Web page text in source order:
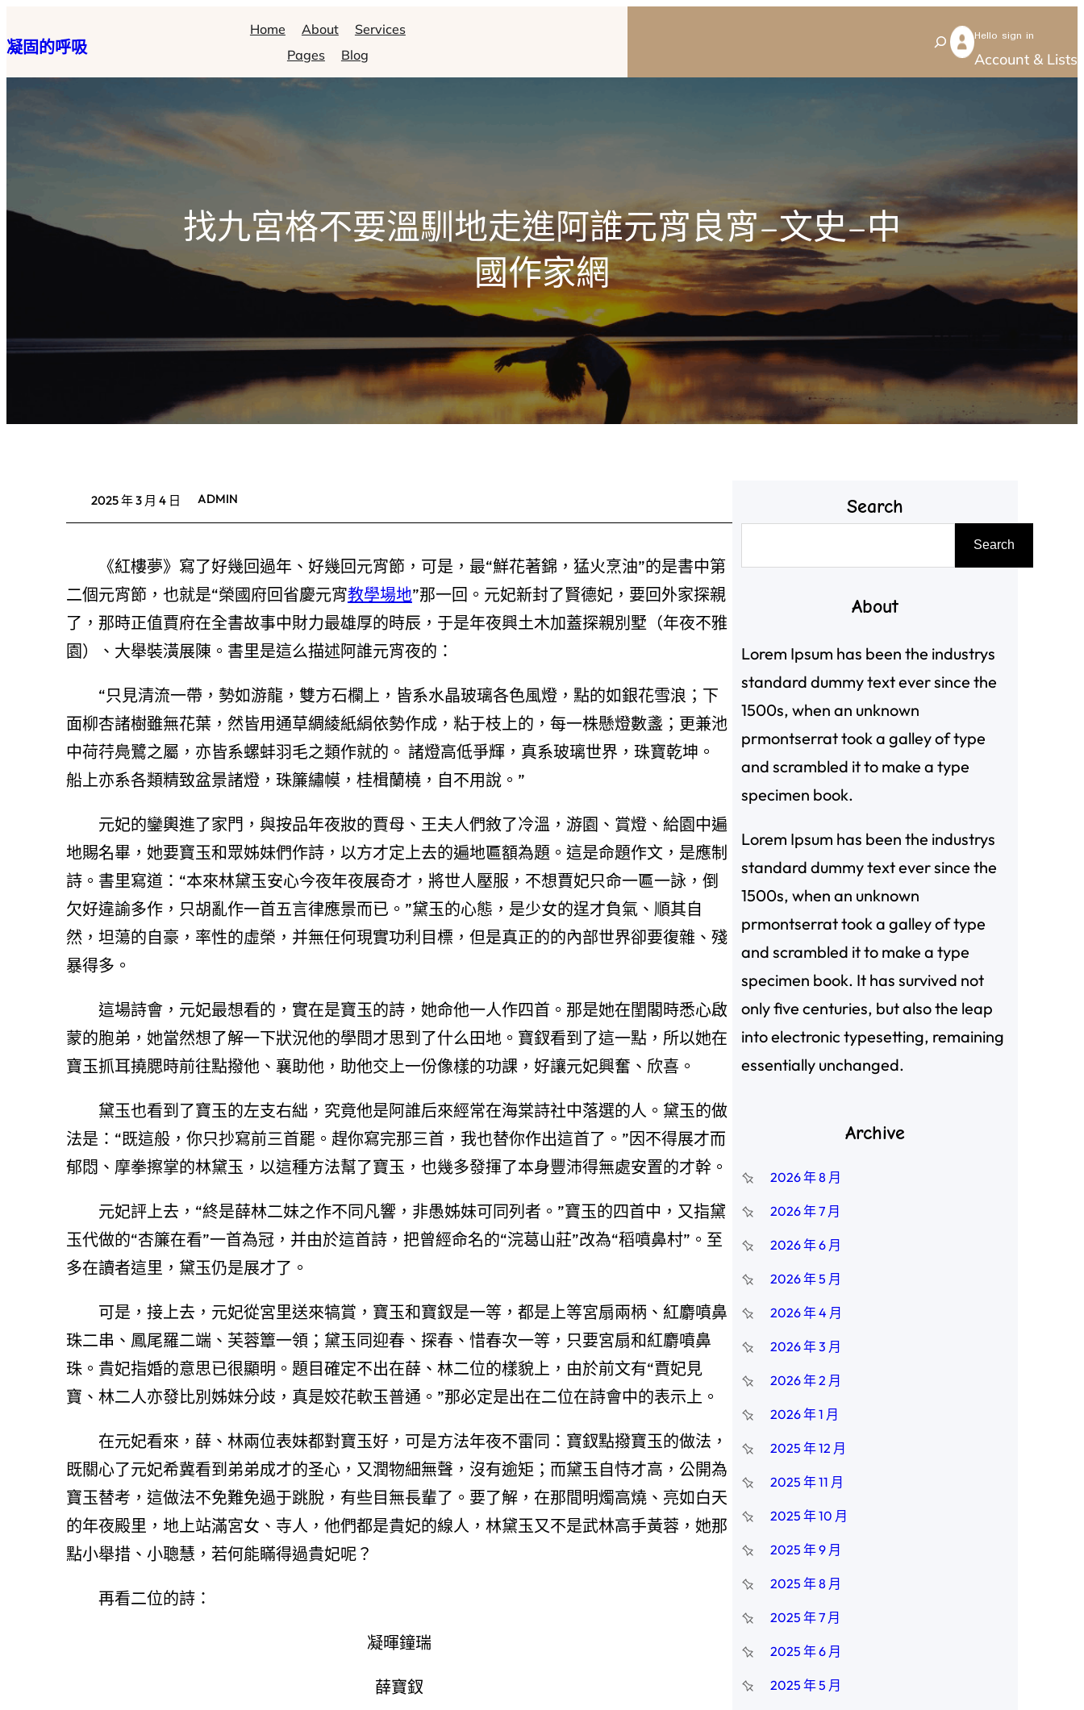
至
主
凝固的呼吸
Home About
Services
Pages
Blog
S
e
Hello sign in
Account & Lists
找九宮格不要溫馴地走進阿誰元宵良宵–文史–中
國作家網
2025 年 3 月 4 日 ADMIN
《紅樓夢》寫了好幾回過年、好幾回元宵節，可是，最“鮮花著錦，猛火烹油”的是書中第
二個元宵節，也就是“榮國府回省慶元宵教學場地”那一回。元妃新封了賢德妃，要回外家探親
了，那時正值賈府在全書故事中財力最雄厚的時辰，于是年夜興土木加蓋探親別墅（年夜不雅
園）、大舉裝潢展陳。書里是這么描述阿誰元宵夜的：
“只見清流一帶，勢如游龍，雙方石欄上，皆系水晶玻璃各色風燈，點的如銀花雪浪；下
面柳杏諸樹雖無花葉，然皆用通草綢綾紙絹依勢作成，粘于枝上的，每一株懸燈數盞；更兼池
中荷荇鳧鷺之屬，亦皆系螺蚌羽毛之類作就的。 諸燈高低爭輝，真系玻璃世界，珠寶乾坤。
船上亦系各類精致盆景諸燈，珠簾繡幙，桂楫蘭橈，自不用說。”
元妃的鑾輿進了家門，與按品年夜妝的賈母、王夫人們敘了冷溫，游園、賞燈、給園中遍
地賜名畢，她要寶玉和眾姊妹們作詩，以方才定上去的遍地匾額為題。這是命題作文，是應制
詩。書里寫道：“本來林黛玉安心今夜年夜展奇才，將世人壓服，不想賈妃只命一匾一詠，倒
欠好違諭多作，只胡亂作一首五言律應景而已。”黛玉的心態，是少女的逞才負氣、順其自
然，坦蕩的自豪，率性的虛榮，并無任何現實功利目標，但是真正的的內部世界卻要復雜、殘
暴得多。
這場詩會，元妃最想看的，實在是寶玉的詩，她命他一人作四首。那是她在閨閣時悉心啟
蒙的胞弟，她當然想了解一下狀況他的學問才思到了什么田地。寶釵看到了這一點，所以她在
寶玉抓耳撓腮時前往點撥他、襄助他，助他交上一份像樣的功課，好讓元妃興奮、欣喜。
黛玉也看到了寶玉的左支右絀，究竟他是阿誰后來經常在海棠詩社中落選的人。黛玉的做
法是：“既這般，你只抄寫前三首罷。趕你寫完那三首，我也替你作出這首了。”因不得展才而
郁悶、摩拳擦掌的林黛玉，以這種方法幫了寶玉，也幾多發揮了本身豐沛得無處安置的才幹。
元妃評上去，“終是薛林二妹之作不同凡響，非愚姊妹可同列者。”寶玉的四首中，又指黛
玉代做的“杏簾在看”一首為冠，并由於這首詩，把曾經命名的“浣葛山莊”改為“稻噴鼻村”。至
多在讀者這里，黛玉仍是展才了。
可是，接上去，元妃從宮里送來犒賞，寶玉和寶釵是一等，都是上等宮扇兩柄、紅麝噴鼻
珠二串、鳳尾羅二端、芙蓉簟一領；黛玉同迎春、探春、惜春次一等，只要宮扇和紅麝噴鼻
珠。貴妃指婚的意思已很顯明。題目確定不出在薛、林二位的樣貌上，由於前文有“賈妃見
寶、林二人亦發比別姊妹分歧，真是姣花軟玉普通。”那必定是出在二位在詩會中的表示上。
在元妃看來，薛、林兩位表妹都對寶玉好，可是方法年夜不雷同：寶釵點撥寶玉的做法，
既關心了元妃希冀看到弟弟成才的圣心，又潤物細無聲，沒有逾矩；而黛玉自恃才高，公開為
寶玉替考，這做法不免難免過于跳脫，有些目無長輩了。要了解，在那間明燭高燒、亮如白天
的年夜殿里，地上站滿宮女、寺人，他們都是貴妃的線人，林黛玉又不是武林高手黃蓉，她那
點小舉措、小聰慧，若何能瞞得過貴妃呢？
再看二位的詩：
凝暉鐘瑞
薛寶釵
Search
尋
Search
About
Lorem Ipsum has been the industrys
standard dummy text ever since the
1500s, when an unknown
prmontserrat took a galley of type
and scrambled it to make a type
specimen book.
Lorem Ipsum has been the industrys
standard dummy text ever since the
1500s, when an unknown
prmontserrat took a galley of type
and scrambled it to make a type
specimen book. It has survived not
only five centuries, but also the leap
into electronic typesetting, remaining
essentially unchanged.
Archive
2026 年 8 月
2026 年 7 月
2026 年 6 月
2026 年 5 月
2026 年 4 月
2026 年 3 月
2026 年 2 月
2026 年 1 月
2025 年 12 月
2025 年 11 月
2025 年 10 月
2025 年 9 月
2025 年 8 月
2025 年 7 月
2025 年 6 月
2025 年 5 月